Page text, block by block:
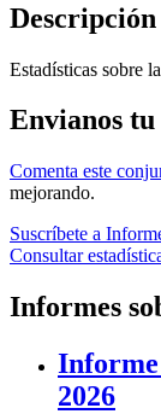
Descripción
Estadísticas sobre
Envianos
Comenta este
mejorando.
Suscríbete a
Consultar
Informes
Informe
2026